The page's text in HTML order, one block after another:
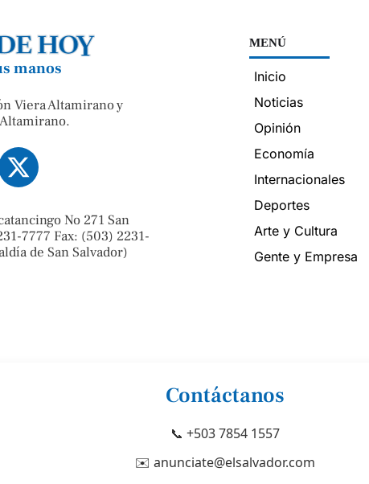
manos
Viera Altamirano y
No 271 San
7777 Fax: (503) 2231-
de San Salvador)
MENÚ
Inicio
Noticias
Opinión
Economía
Internacionales
Deportes
Arte y Cultura
Gente y Empresa
Contáctanos
📞 +503 7854 1557
✉️ anunciate@elsalvador.com